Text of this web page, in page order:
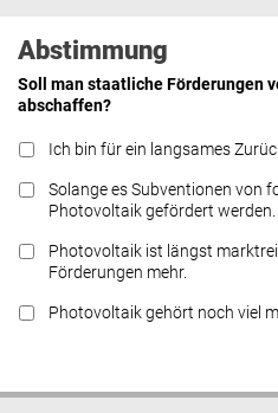
Abstimmung
Soll man staatliche Förderungen
abschaffen?
Ich bin für ein langsames
Solange es Subventionen von
Photovoltaik gefördert werden.
Photovoltaik ist längst
Förderungen mehr.
Photovoltaik gehört noch viel